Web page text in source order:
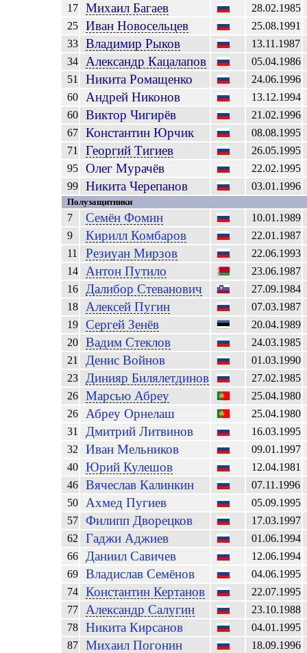
17
Михаил Багаев
28.02.1985
25
Иван Новосельцев
25.08.1991
33
Владимир Рыков
13.11.1987
34
Александр Кацалапов
05.04.1986
51
Никита Ромащенко
24.06.1996
60
Андрей Никонов
13.12.1994
60
Виктор Чигирёв
21.02.1996
67
Константин Юрчик
08.08.1995
71
Георгий Тигиев
26.05.1995
95
Олег Мурачёв
22.02.1995
99
Никита Черепанов 03.01.1996
Полузащитники
7 Семён Фомин
10.01.1989
9
Кирилл Комбаров
22.01.1987
11
Резиуан Мирзов
22.06.1993
14
Антон Путило
23.06.1987
16
Далибор Стеванович
27.09.1984
18
Алексей Пугин
07.03.1987
19
Сергей Зенёв
20.04.1989
20
Вадим Стеклов
24.03.1985
21
Денис Войнов
01.03.1990
23
Динияр Билялетдинов
27.02.1985
26
Марсью Абреу
25.04.1980
26
Абреу Орнелаш
25.04.1980
31
Дмитрий Литвинов
16.03.1995
32
Иван Мельников
09.01.1997
40
Юрий Кулешов
12.04.1981
46
Вячеслав Калинкин
07.11.1996
50
Ахмед Пугиев
05.09.1995
57
Филипп Дворецков
17.03.1997
62
Гаджи Аджиев
01.06.1994
66
Даниил Савичев
12.06.1994
69
Владислав Семёнов
04.06.1995
74
Константин Кертанов
22.07.1995
77
Александр Салугин
23.10.1988
78
Никита Кирсанов
04.01.1995
87
Михаил Погонин
18.09.1996